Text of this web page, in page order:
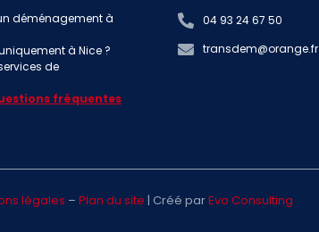
déménagement à
à Nice ?
de
fréquentes
04 93 24 67 50
transdem@orange.fr
légales – Plan du site | Créé parEvo Consulting